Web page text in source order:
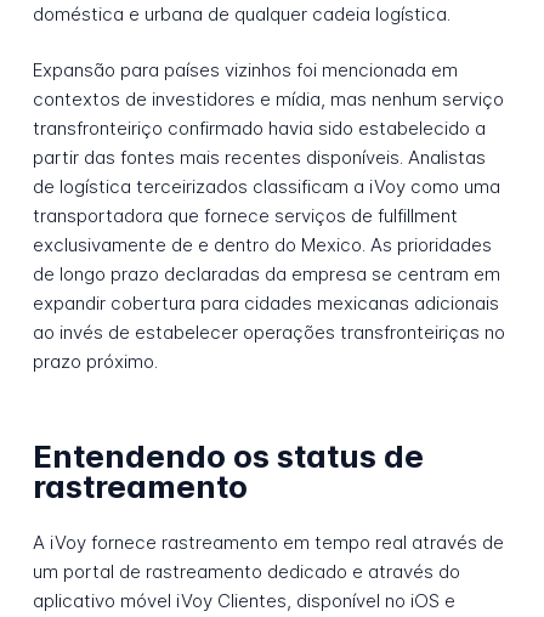
doméstica e urbana de qualquer cadeia logística.
Expansão para países vizinhos foi mencionada em
contextos de investidores e mídia, mas nenhum serviço
transfronteiriço confirmado havia sido estabelecido a
partir das fontes mais recentes disponíveis. Analistas
de logística terceirizados classificam a iVoy como uma
transportadora que fornece serviços de fulfillment
exclusivamente de e dentro do Mexico. As prioridades
de longo prazo declaradas da empresa se centram em
expandir cobertura para cidades mexicanas adicionais
ao invés de estabelecer operações transfronteiriças no
prazo próximo.
Entendendo os status de
rastreamento
A iVoy fornece rastreamento em tempo real através de
um portal de rastreamento dedicado e através do
aplicativo móvel iVoy Clientes, disponível no iOS e